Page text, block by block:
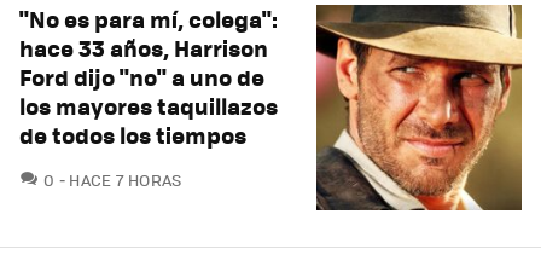
"No es para mí, colega":
hace 33 años, Harrison
Ford dijo "no" a uno de
los mayores taquillazos
de todos los tiempos
0 COMENTARIOS
HACE 7 HORAS